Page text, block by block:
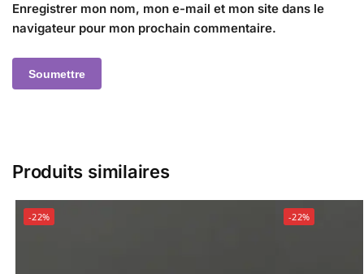
Enregistrer mon nom, mon e-mail et mon site dans le
navigateur pour mon prochain commentaire.
Produits similaires
-22% -22%